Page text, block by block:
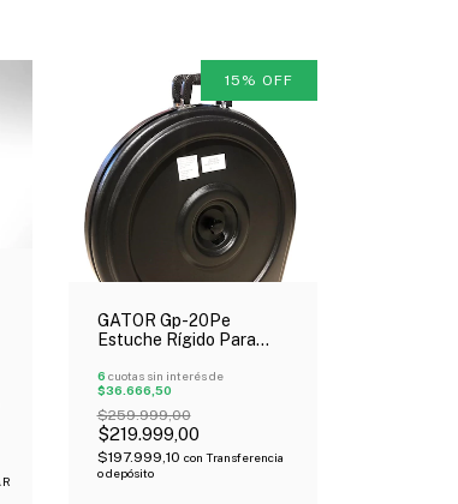
15 % OFF
GATOR Gp-20Pe
Estuche Rígido Para
Oferta!
6 cuotas sin interés de
$36.666,50
$259.999,00
$219.999,00
$197.999,10 con Transferencia
o depósito